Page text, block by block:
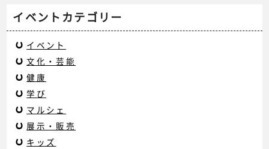
イベントカテゴリー
イベント
文化・芸能
健康
学び
マルシェ
展示・販売
キッズ